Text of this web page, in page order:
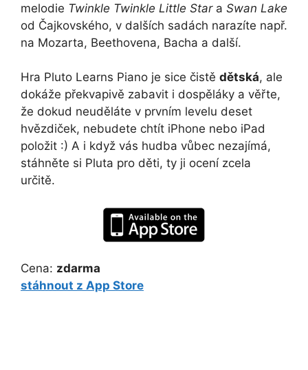
melodie Twinkle Twinkle Little Stara Swan Lake
od Čajkovského, v dalších sadách narazíte např.
na Mozarta, Beethovena, Bacha a další.
Hra Pluto Learns Piano je sice čistě dětská, ale
dokáže překvapivě zabavit i dospěláky a věřte,
že dokud neuděláte v prvním levelu deset
hvězdiček, nebudete chtít iPhone nebo iPad
položit :) A i když vás hudba vůbec nezajímá,
stáhněte si Pluta pro děti, ty ji ocení zcela
určitě.
Cena: zdarma
stáhnout z App Store